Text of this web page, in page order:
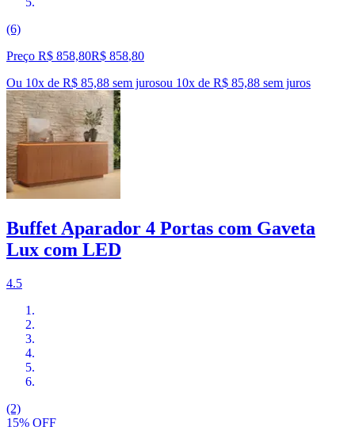
(6)
Preço R$ 858,80R$ 858,80
Ou 10x de R$ 85,88 sem jurosou 10x de R$ 85,88 sem juros
Buffet Aparador 4 Portas com Gaveta
Lux com LED
4.5
(2)
15% OFF